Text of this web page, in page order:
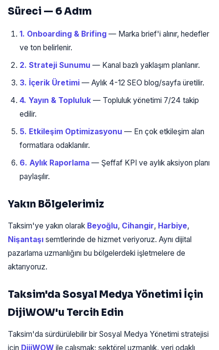
Süreci — 6 Adım
1. Onboarding & Brifing — Marka brief'i alınır, hedefler
ve ton belirlenir.
2. Strateji Sunumu — Kanal bazlı yaklaşım planlanır.
3. İçerik Üretimi — Aylık 4-12 SEO blog/sayfa üretilir.
4. Yayın & Topluluk — Topluluk yönetimi 7/24 takip
edilir.
5. Etkileşim Optimizasyonu — En çok etkileşim alan
formatlara odaklanılır.
6. Aylık Raporlama — Şeffaf KPI ve aylık aksiyon planı
paylaşılır.
Yakın Bölgelerimiz
Taksim'ye yakın olarak Beyoğlu, Cihangir, Harbiye,
Nişantaşı semtlerinde de hizmet veriyoruz. Aynı dijital
pazarlama uzmanlığını bu bölgelerdeki işletmelere de
aktarıyoruz.
Taksim'da Sosyal Medya Yönetimi İçin
DijiWOW'u Tercih Edin
Taksim'da sürdürülebilir bir Sosyal Medya Yönetimi stratejisi
için DijiWOW ile çalışmak; sektörel uzmanlık, veri odaklı